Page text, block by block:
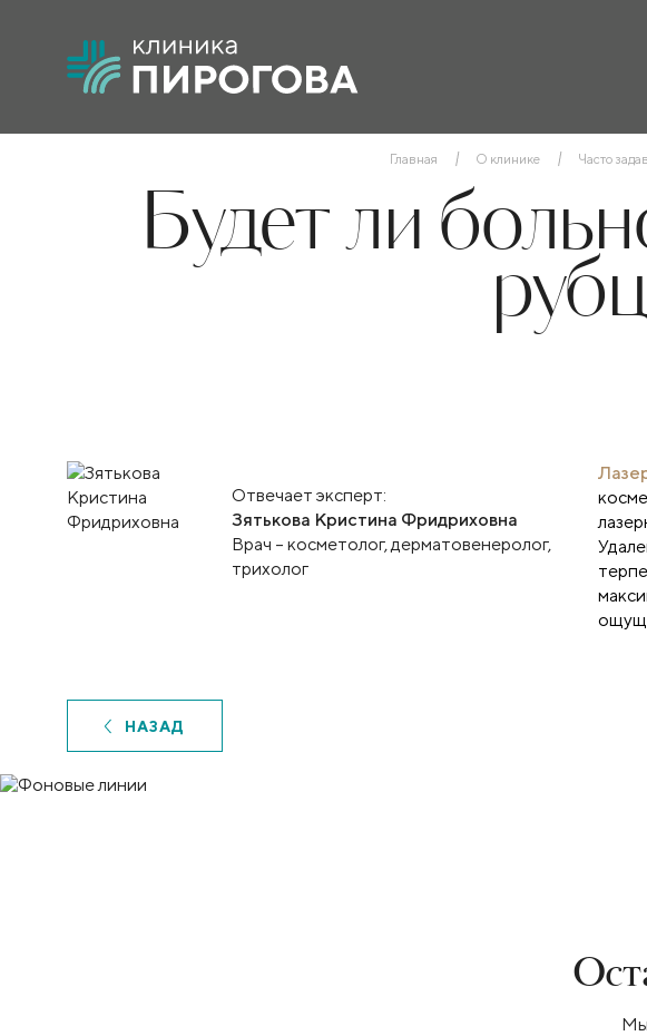
Главная О клинике Часто
Будет ли
Отвечает эксперт:
Зятькова Кристина Фридриховна
Врач – косметолог, дерматовенеролог,
трихолог
НАЗАД
Мы